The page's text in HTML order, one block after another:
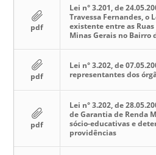
pdf
Lei n° 3.201, de
Travessa Fernandes, o
existente entre as
Minas Gerais no Bairro
pdf
Lei n° 3.202, de
representantes dos
pdf
Lei n° 3.202, de
de Garantia de Renda
sócio-educativas e
providências